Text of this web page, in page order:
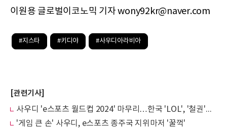
이원용 글로벌이코노믹 기자 wony92kr@naver.com
#지스타 #키디야 #사우디아라비아
[관련기사]
사우디 'e스포츠 월드컵 2024' 마무리…한국 'LOL', '철권'서 우승
'게임 큰 손' 사우디, e스포츠 종주국 지위마저 '꿀꺽'